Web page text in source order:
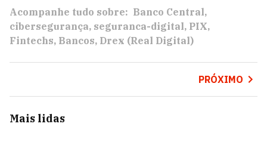
Acompanhe tudo sobre: Banco Central
cibersegurança seguranca-digital PIX
Fintechs Bancos Drex (Real Digital)
PRÓXIMO
Mais lidas